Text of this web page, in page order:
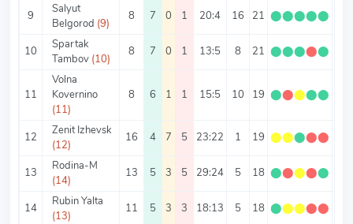
9
Salyut
Belgorod (9)
8 7 0 1 20:4 16 21 ⬤⬤⬤⬤⬤
10
Spartak
Tambov (10)
8 7 0 1 13:5 8 21 ⬤⬤⬤⬤⬤
11
Volna
Kovernino
(11)
8 6 1 1 15:5 10 19 ⬤⬤⬤⬤⬤
12
Zenit Izhevsk
(12)
16 4 7 5 23:22 1 19 ⬤⬤⬤⬤⬤
13
Rodina-M
(14)
13 5 3 5 29:24 5 18 ⬤⬤⬤⬤⬤
14
Rubin Yalta
(13)
11 5 3 3 18:13 5 18 ⬤⬤⬤⬤⬤